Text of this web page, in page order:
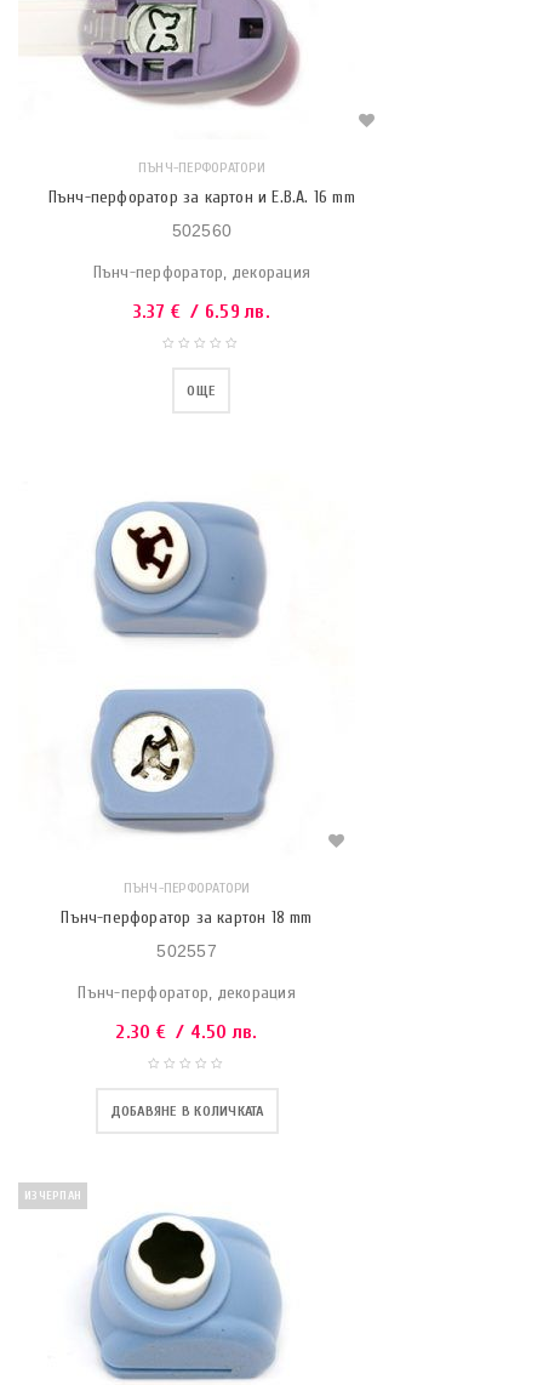
ПЪНЧ-ПЕРФОРАТОРИ
Пънч-перфоратор за картон и Е.В.А. 16 mm
502560
Пънч-перфоратор, декорация
3.37 € / 6.59 лв.
ОЩЕ
ПЪНЧ-ПЕРФОРАТОРИ
Пънч-перфоратор за картон 18 mm
502557
Пънч-перфоратор, декорация
2.30 € / 4.50 лв.
ДОБАВЯНЕ В КОЛИЧКАТА
ИЗЧЕРПАН